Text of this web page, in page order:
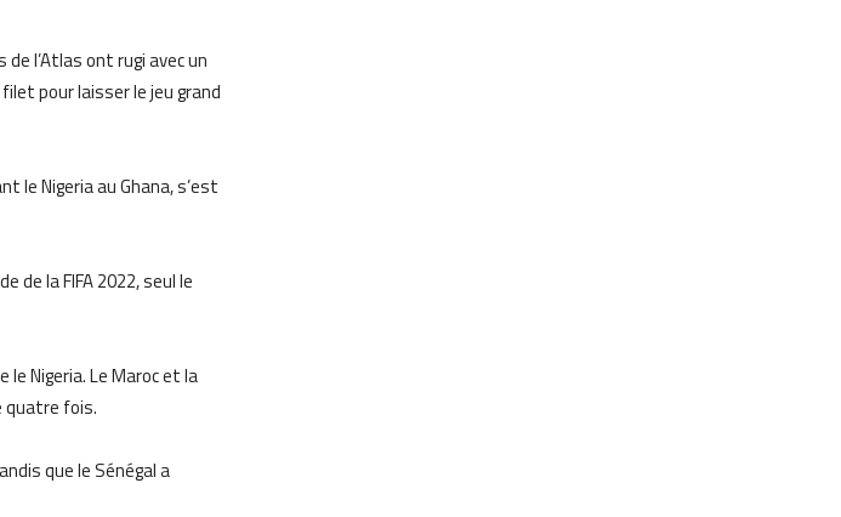
l’Atlas ont rugi avec un
pour laisser le jeu grand
le Nigeria au Ghana, s’est
de la FIFA 2022, seul le
le Nigeria. Le Maroc et la
quatre fois.
que le Sénégal a